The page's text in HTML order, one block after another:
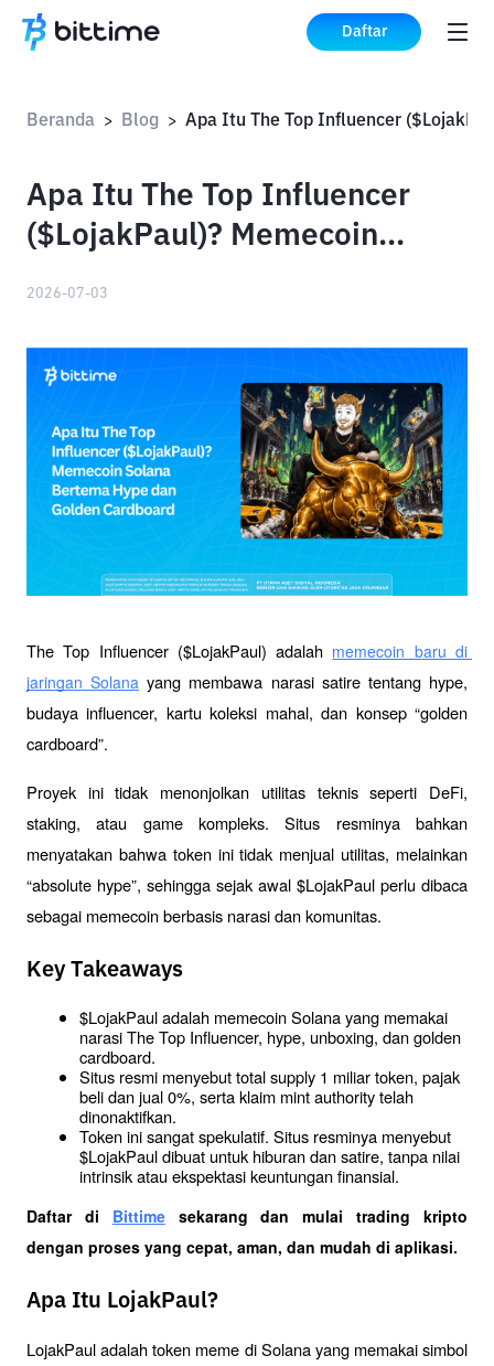
Daftar
Beranda > Blog >
Apa Itu The Top Influencer
($LojakPaul)? Memecoin
2026-07-03
The Top Influencer ($LojakPaul) adalah memecoin baru di
jaringan Solana yang membawa narasi satire tentang hype,
budaya influencer, kartu koleksi mahal, dan konsep “golden
cardboard”.
Proyek ini tidak menonjolkan utilitas teknis seperti DeFi,
staking, atau game kompleks. Situs resminya bahkan
menyatakan bahwa token ini tidak menjual utilitas, melainkan
“absolute hype”, sehingga sejak awal $LojakPaul perlu dibaca
sebagai memecoin berbasis narasi dan komunitas.
Key Takeaways
$LojakPaul adalah memecoin Solana yang memakai
narasi The Top Influencer, hype, unboxing, dan golden
cardboard.
Situs resmi menyebut total supply 1 miliar token, pajak
beli dan jual 0%, serta klaim mint authority telah
dinonaktifkan.
Token ini sangat spekulatif. Situs resminya menyebut
$LojakPaul dibuat untuk hiburan dan satire, tanpa nilai
intrinsik atau ekspektasi keuntungan finansial.
Daftar di Bittime sekarang dan mulai trading kripto
dengan proses yang cepat, aman, dan mudah di aplikasi.
Apa Itu LojakPaul?
LojakPaul adalah token meme di Solana yang memakai simbol